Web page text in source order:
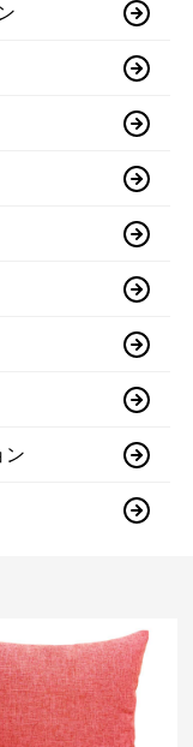
ン